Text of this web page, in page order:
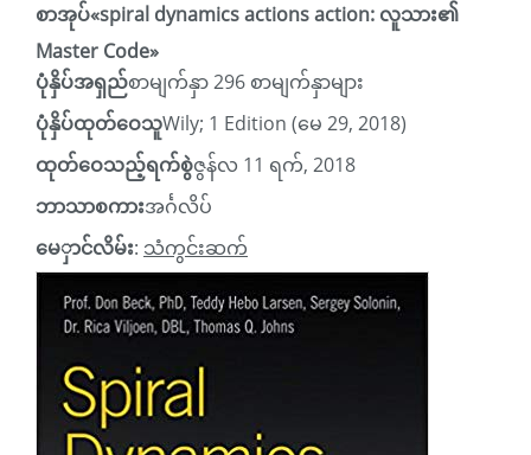
စာအုပ်«spiral dynamics actions action: လူသား၏
Master Code»
ပုံနှိပ်အရှည်စာမျက်နှာ 296 စာမျက်နှာများ
ပုံနှိပ်ထုတ်ဝေသူWily; 1 Edition (မေ 29, 2018)
ထုတ်ဝေသည့်ရက်စွဲဇွန်လ 11 ရက်, 2018
ဘာသာစကားအင်္ဂလိပ်
မေှာင်လိမ်း: သံကွင်းဆက်